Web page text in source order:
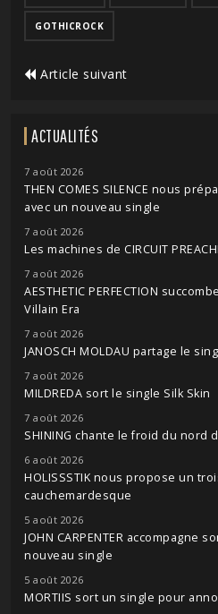
GOTHICROCK
Article suivant
ACTUALITÉS
7 août 2026
THEN COMES SILENCE nous
avec un nouveau single
7 août 2026
Les machines de CIRCUIT
7 août 2026
AESTHETIC PERFECTION
Villain Era
7 août 2026
JANOSCH MOLDAU partage le
7 août 2026
MILDREDA sort le single Silk Skin
7 août 2026
SHINING chante le froid du nord
6 août 2026
HOLISSSTIK nous propose un
cauchemardesque
5 août 2026
JOHN CARPENTER accompagne
nouveau single
5 août 2026
MORTIIS sort un single pour